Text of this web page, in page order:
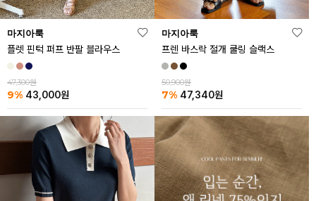
마지아룩
플렛 핀턱 퍼프 반팔 블라우스
47,300원
9% 43,000원
마지아룩
프렌 바스락 절개 쿨링 슬랙스
50,900원
7% 47,340원